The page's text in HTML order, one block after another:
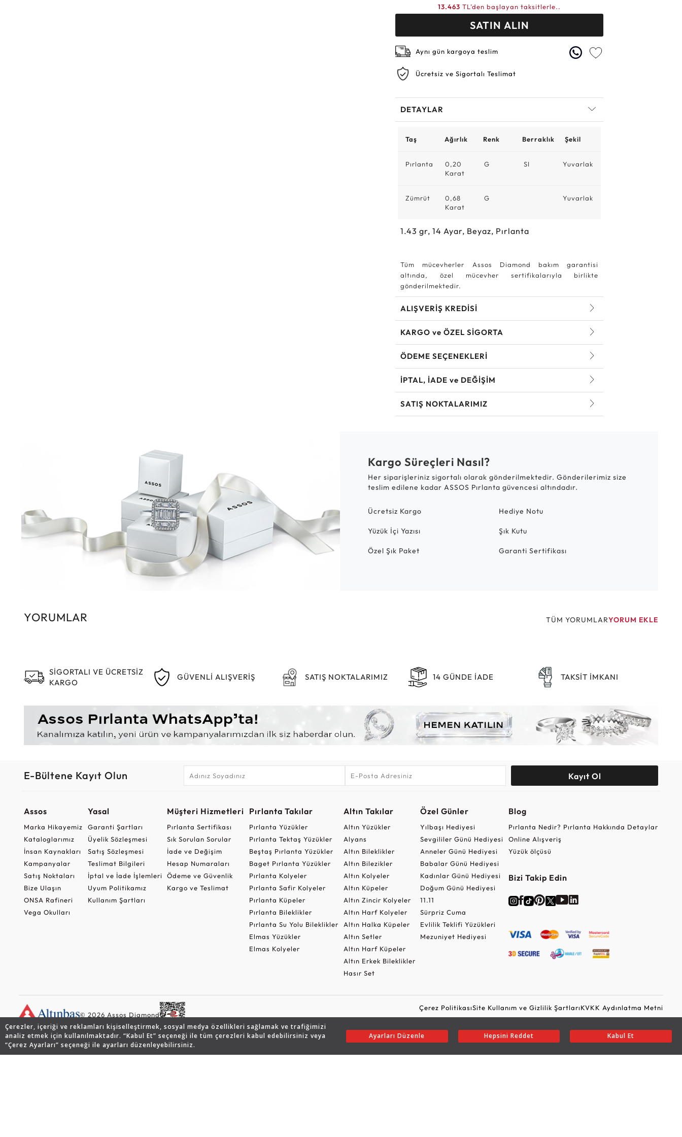
Çerezler, içeriği ve reklamları kişiselleştirmek, sosyal medya özellikleri sağlamak ve trafiğimizi
analiz etmek için kullanılmaktadır. “Kabul Et” seçeneği ile tüm çerezleri kabul edebilirsiniz veya
“Çerez Ayarları” seçeneği ile ayarları düzenleyebilirsiniz.
Ayarları Düzenle Hepsini Reddet Kabul Et
13.463 TL'den başlayan taksitlerle..
SATIN ALIN
Aynı gün kargoya teslim
Ücretsiz ve Sigortalı Teslimat
DETAYLAR
Taş Ağırlık Renk Berraklık Şekil
Pırlanta
0,20
Karat
G SI Yuvarlak
Zümrüt
0,68
Karat
G Yuvarlak
1.43gr,14Ayar, Beyaz, Pırlanta
Tüm mücevherler Assos Diamond bakım garantisi
altında, özel mücevher sertifikalarıyla birlikte
gönderilmektedir.
ALIŞVERİŞ KREDİSİ
KARGO ve ÖZEL SİGORTA
ÖDEME SEÇENEKLERİ
İPTAL, İADE ve DEĞİŞİM
SATIŞ NOKTALARIMIZ
Kargo Süreçleri Nasıl?
Her siparişleriniz sigortalı olarak gönderilmektedir. Gönderilerimiz size
teslim edilene kadar ASSOS Pırlanta güvencesi altındadır.
Ücretsiz Kargo Hediye Notu
Yüzük İçi Yazısı Şık Kutu
Özel Şık Paket Garanti Sertifikası
YORUMLAR TÜM YORUMLARYORUM EKLE
SİGORTALI VE ÜCRETSİZ
KARGO
GÜVENLİ ALIŞVERİŞ SATIŞ NOKTALARIMIZ 14 GÜNDE İADE TAKSİT İMKANI
E-Bültene Kayıt Olun Kayıt Ol
Assos
Marka Hikayemiz
Kataloglarımız
İnsan Kaynakları
Kampanyalar
Satış Noktaları
Bize Ulaşın
ONSA Rafineri
Vega Okulları
Yasal
Garanti Şartları
Üyelik Sözleşmesi
Satış Sözleşmesi
Teslimat Bilgileri
İptal ve İade İşlemleri
Uyum Politikamız
Kullanım Şartları
Müşteri Hizmetleri
Pırlanta Sertifikası
Sık Sorulan Sorular
İade ve Değişim
Hesap Numaraları
Ödeme ve Güvenlik
Kargo ve Teslimat
Pırlanta Takılar
Pırlanta Yüzükler
Pırlanta Tektaş Yüzükler
Beştaş Pırlanta Yüzükler
Baget Pırlanta Yüzükler
Pırlanta Kolyeler
Pırlanta Safir Kolyeler
Pırlanta Küpeler
Pırlanta Bileklikler
Pırlanta Su Yolu Bileklikler
Elmas Yüzükler
Elmas Kolyeler
Altın Takılar
Altın Yüzükler
Alyans
Altın Bileklikler
Altın Bilezikler
Altın Kolyeler
Altın Küpeler
Altın Zincir Kolyeler
Altın Harf Kolyeler
Altın Halka Küpeler
Altın Setler
Altın Harf Küpeler
Altın Erkek Bileklikler
Hasır Set
Özel Günler
Yılbaşı Hediyesi
Sevgililer Günü Hediyesi
Anneler Günü Hediyesi
Babalar Günü Hediyesi
Kadınlar Günü Hediyesi
Doğum Günü Hediyesi
11.11
Sürpriz Cuma
Evlilik Teklifi Yüzükleri
Mezuniyet Hediyesi
Blog
Pırlanta Nedir? Pırlanta Hakkında Detaylar
Online Alışveriş
Yüzük ölçüsü
Bizi Takip Edin
© 2026 Assos Diamond
Çerez PolitikasıSite Kullanım ve Gizlilik ŞartlarıKVKK Aydınlatma Metni